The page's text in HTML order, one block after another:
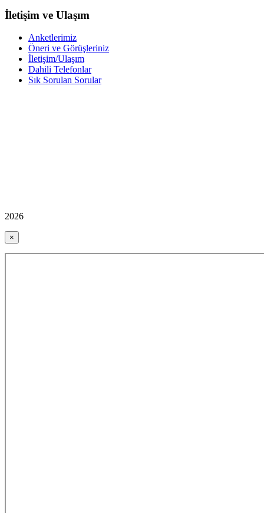
İletişim ve Ulaşım
Anketlerimiz
Öneri ve Görüşleriniz
İletişim/Ulaşım
Dahili Telefonlar
Sık Sorulan Sorular
2026
×